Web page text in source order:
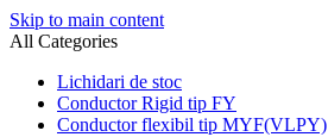
Skip to main content
All Categories
Lichidari de stoc
Conductor Rigid tip FY
Conductor flexibil tip MYF(VLPY)